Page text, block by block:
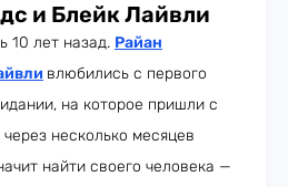
и Блейк Лайвли
10 лет назад. Райан
влюбились с первого
на которое пришли с
несколько месяцев
найти своего человека —